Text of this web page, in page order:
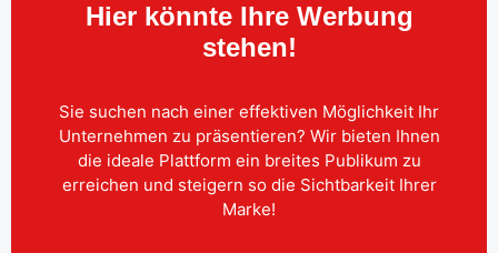
Hier könnte Ihre Werbung
stehen!
Sie suchen nach einer effektiven Möglichkeit Ihr
Unternehmen zu präsentieren? Wir bieten Ihnen
die ideale Plattform ein breites Publikum zu
erreichen und steigern so die Sichtbarkeit Ihrer
Marke!